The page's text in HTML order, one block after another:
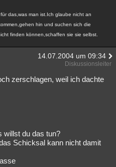
das,was man ist.Ich glaube nicht an
hin und suchen sich die
finden können,schaffen sie sie selbst.
14.07.2004 um 09:34
Diskussionsleiter
zerschlagen, weil ich dachte
willst du das tun?
Schicksal kann nicht damit